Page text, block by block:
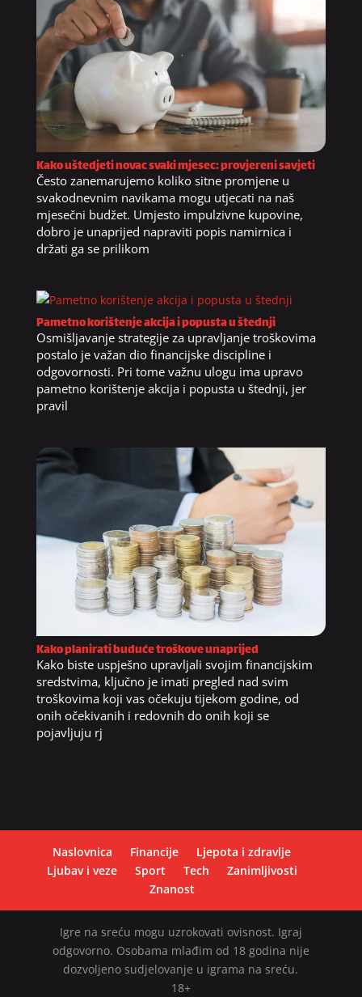
Kako uštedjeti novac svaki mjesec: provjereni savjeti
Često zanemarujemo koliko sitne promjene u
svakodnevnim navikama mogu utjecati na naš
mjesečni budžet. Umjesto impulzivne kupovine,
dobro je unaprijed napraviti popis namirnica i
držati ga se prilikom
Pametno korištenje akcija i popusta u štednji
Osmišljavanje strategije za upravljanje troškovima
postalo je važan dio financijske discipline i
odgovornosti. Pri tome važnu ulogu ima upravo
pametno korištenje akcija i popusta u štednji, jer
pravil
Kako planirati buduće troškove unaprijed
Kako biste uspješno upravljali svojim financijskim
sredstvima, ključno je imati pregled nad svim
troškovima koji vas očekuju tijekom godine, od
onih očekivanih i redovnih do onih koji se
pojavljuju rj
Naslovnica Financije
Ljepota i zdravlje
Ljubav i veze
Sport Tech
Zanimljivosti
Znanost
Igre na sreću mogu uzrokovati ovisnost. Igraj
odgovorno. Osobama mlađim od 18 godina nije
dozvoljeno sudjelovanje u igrama na sreću.
18+